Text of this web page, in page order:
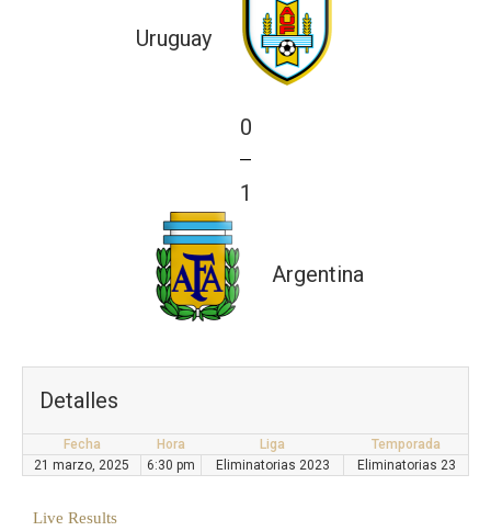
Uruguay
0
—
1
Argentina
Detalles
Fecha Hora Liga
Temporada
21 marzo, 2025
6:30 pm Eliminatorias 2023 Eliminatorias 23
Live Results